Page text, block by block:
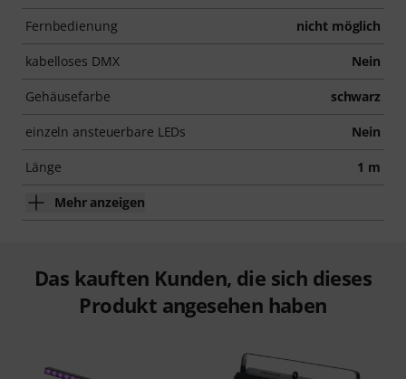
Fernbedienung nicht möglich
kabelloses DMX Nein
Gehäusefarbe schwarz
einzeln ansteuerbare LEDs Nein
Länge 1 m
Mehr anzeigen
Das kauften Kunden, die sich dieses
Produkt angesehen haben